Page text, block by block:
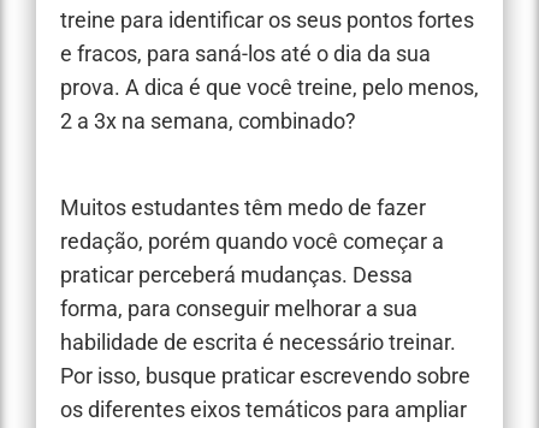
treine para identificar os seus pontos fortes
e fracos, para saná-los até o dia da sua
prova. A dica é que você treine, pelo menos,
2 a 3x na semana, combinado?
Muitos estudantes têm medo de fazer
redação, porém quando você começar a
praticar perceberá mudanças. Dessa
forma, para conseguir melhorar a sua
habilidade de escrita é necessário treinar.
Por isso, busque praticar escrevendo sobre
os diferentes eixos temáticos para ampliar